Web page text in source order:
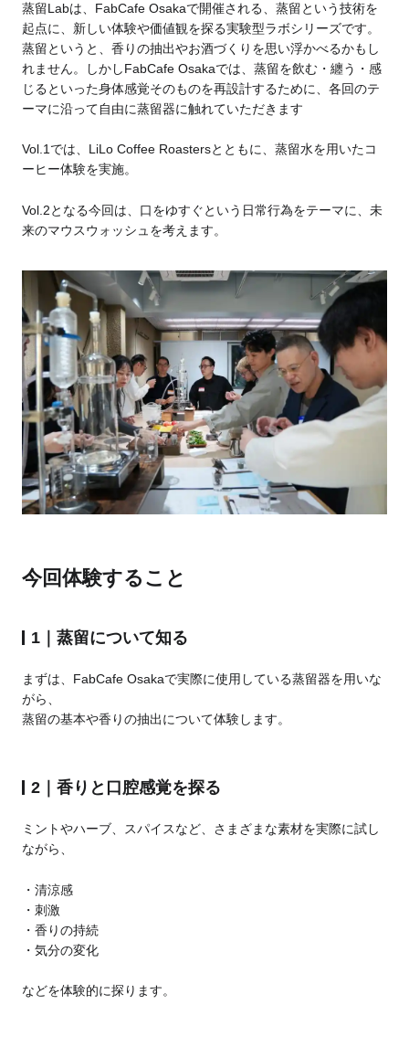
蒸留Labは、FabCafe Osakaで開催される、 蒸留という技術を
起点に、新しい体験や価値観を探る実験型ラボシリーズです。
蒸留というと、香りの抽出やお酒づくりを思い浮かべるかもし
れません。
しかしFabCafe Osakaでは、蒸留を飲む・纏う・感
じるといった身体感覚そのものを再設計するために、各回のテ
ーマに沿って自由に蒸留器に触れていただきます
Vol.1では、LiLo Coffee Roastersとともに、 蒸留水を用いたコ
ーヒー体験を実施。
Vol.2となる今回は、 口をゆすぐという日常行為をテーマに、 未
来のマウスウォッシュを考えます。
今回体験すること
1｜蒸留について知る
まずは、FabCafe Osakaで実際に使用している蒸留器を用いな
がら、
蒸留の基本や香りの抽出について体験します。
2｜香りと口腔感覚を探る
ミントやハーブ、スパイスなど、さまざまな素材を実際に試し
ながら、
清涼感
刺激
香りの持続
気分の変化
などを体験的に探ります。